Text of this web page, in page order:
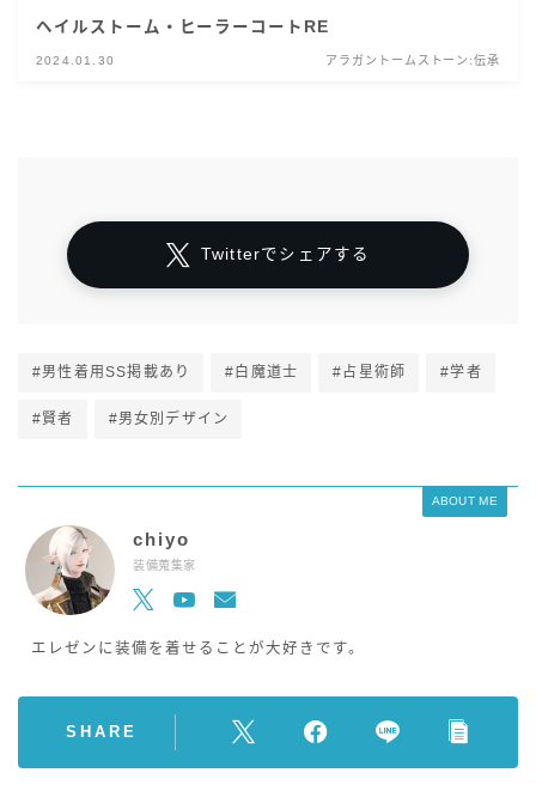
ヘイルストーム・ヒーラーコートRE
2024.01.30 アラガントームストーン:伝承
Twitterでシェアする
#男性着用SS掲載あり #白魔道士 #占星術師 #学者
#賢者 #男女別デザイン
ABOUT ME
chiyo
装備蒐集家
エレゼンに装備を着せることが大好きです。
SHARE